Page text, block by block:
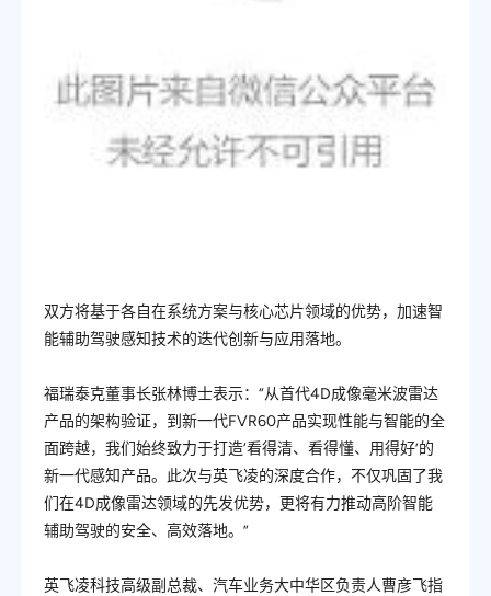
双方将基于各自在系统方案与核心芯片领域的优势，加速智
能辅助驾驶感知技术的迭代创新与应用落地。
福瑞泰克董事长张林博士表示：“从首代4D成像毫米波雷达
产品的架构验证，到新一代FVR60产品实现性能与智能的全
面跨越，我们始终致力于打造‘看得清、看得懂、用得好’的
新一代感知产品。此次与英飞凌的深度合作，不仅巩固了我
们在4D成像雷达领域的先发优势，更将有力推动高阶智能
辅助驾驶的安全、高效落地。”
英飞凌科技高级副总裁、汽车业务大中华区负责人曹彦飞指